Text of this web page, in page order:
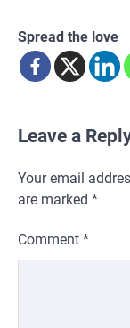
Spread the love
Leave a
Your email
are marked *
Comment *